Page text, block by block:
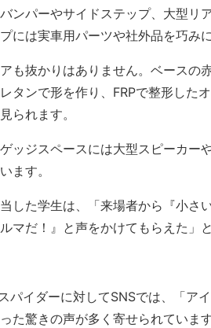
ンパーやサイドステップ、大型リ
には実車用パーツや社外品を巧み
も抜かりはありません。ベースの
タンで形を作り、FRPで整形した
られます。
ッジスペースには大型スピーカー
ます。
した学生は、「来場者から『小さ
マだ！』と声をかけてもらえた」
パイダーに対してSNSでは、「ア
た驚きの声が多く寄せられています